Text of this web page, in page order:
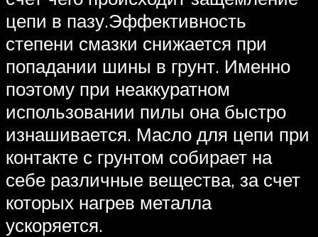
цепи в пазу.Эффективность
степени смазки снижается при
попадании шины в грунт. Именно
поэтому при неаккуратном
использовании пилы она быстро
изнашивается. Масло для цепи при
контакте с грунтом собирает на
себе различные вещества, за счет
которых нагрев металла
ускоряется.